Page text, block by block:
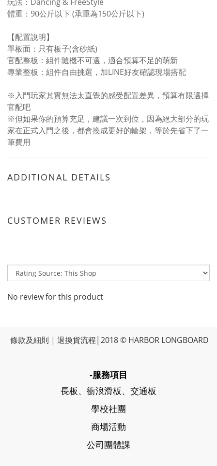
體重：90公斤以下 (承重為150公斤以下)
【配置說明】
單板面：只有板子(含砂紙)
官配整板：組件隨機不可選，適合預算不足的萌新
專業整板：組件自由挑選，加LINE好友確認現場搭配
※入門玩家其實無法太直覺的感受配置差異，預算有限選擇
官配吧
※但如果你的預算充足，建議一次到位，因為絕大部分的玩
家在正式入門之後，都會換成更好的輪架，等於先省下了一
筆費用
ADDITIONAL DETAILS
CUSTOMER REVIEWS
No review for this product
條款及細則 | 退換貨流程 │2018 © HARBOR LONGBOARD
-服務項目
長板、衝浪滑板、交通板
學校社團
商場活動
公司團體課